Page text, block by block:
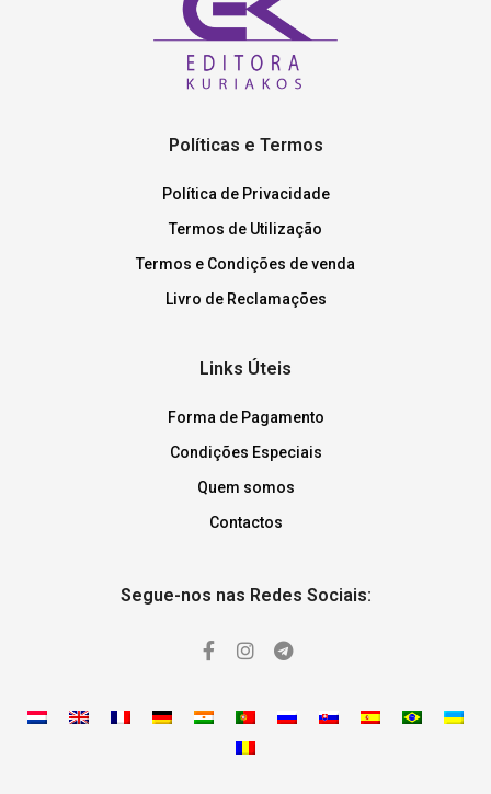
Políticas e Termos
Política de Privacidade
Termos de Utilização
Termos e Condições de venda
Livro de Reclamações
Links Úteis
Forma de Pagamento
Condições Especiais
Quem somos
Contactos
Segue-nos nas Redes Sociais: